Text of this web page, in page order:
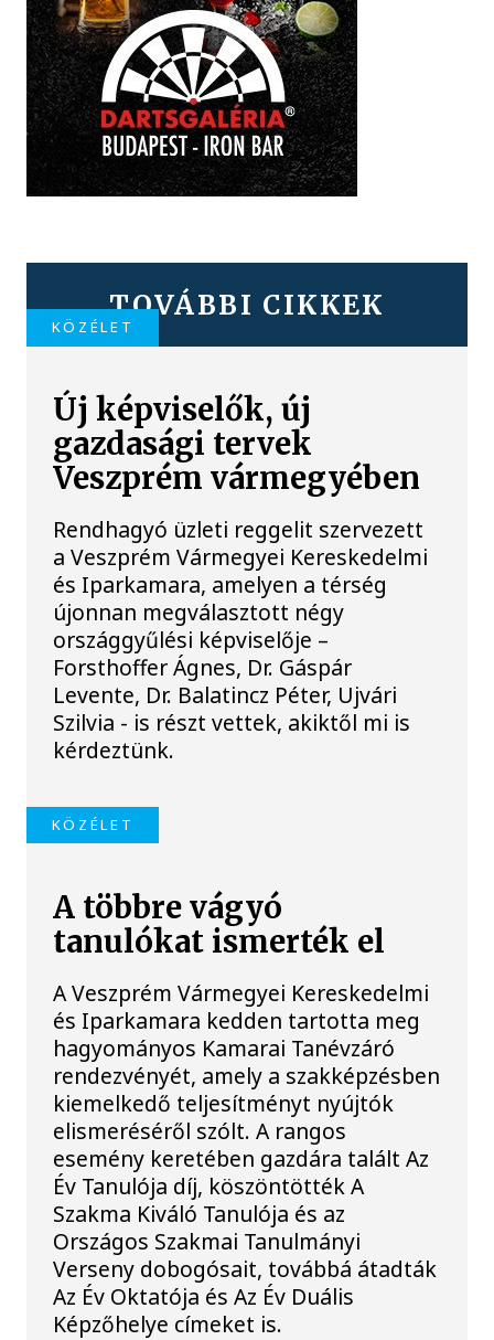
TOVÁBBI CIKKEK
KÖZÉLET
Új képviselők, új
gazdasági tervek
Veszprém vármegyében
Rendhagyó üzleti reggelit szervezett
a Veszprém Vármegyei Kereskedelmi
és Iparkamara, amelyen a térség
újonnan megválasztott négy
országgyűlési képviselője –
Forsthoffer Ágnes, Dr. Gáspár
Levente, Dr. Balatincz Péter, Ujvári
Szilvia - is részt vettek, akiktől mi is
kérdeztünk.
KÖZÉLET
A többre vágyó
tanulókat ismerték el
A Veszprém Vármegyei Kereskedelmi
és Iparkamara kedden tartotta meg
hagyományos Kamarai Tanévzáró
rendezvényét, amely a szakképzésben
kiemelkedő teljesítményt nyújtók
elismeréséről szólt. A rangos
esemény keretében gazdára talált Az
Év Tanulója díj, köszöntötték A
Szakma Kiváló Tanulója és az
Országos Szakmai Tanulmányi
Verseny dobogósait, továbbá átadták
Az Év Oktatója és Az Év Duális
Képzőhelye címeket is.